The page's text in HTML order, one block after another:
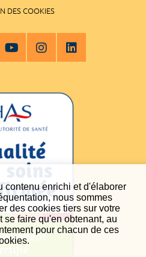
contenu enrichi et d'élaborer
nous sommes
des cookies tiers sur votre
se faire qu'en obtenant, au
pour chacun de ces
DES COOKIES